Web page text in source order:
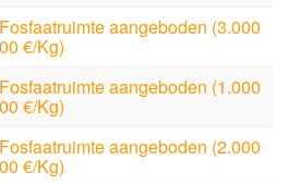
aangeboden (3.000
€/Kg)
aangeboden (1.000
€/Kg)
aangeboden (2.000
€/Kg)